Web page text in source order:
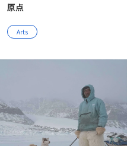
原点
Arts